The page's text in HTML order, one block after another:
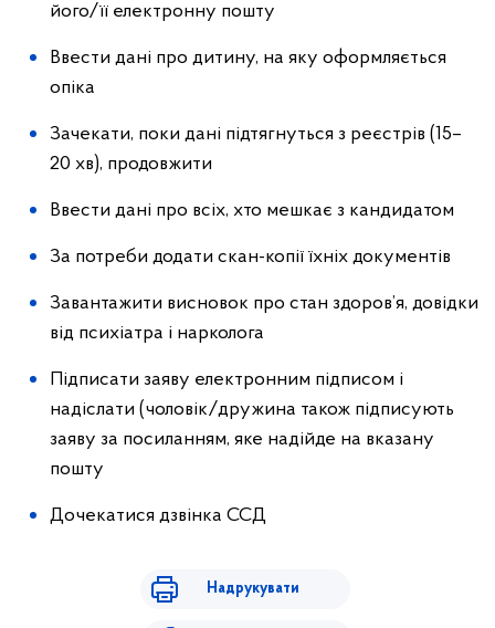
його/її електронну пошту
Ввести дані про дитину, на яку оформляється
опіка
Зачекати, поки дані підтягнуться з реєстрів (15–
20 хв), продовжити
Ввести дані про всіх, хто мешкає з кандидатом
За потреби додати скан-копії їхніх документів
Завантажити висновок про стан здоров’я, довідки
від психіатра і нарколога
Підписати заяву електронним підписом і
надіслати (чоловік/дружина також підписують
заяву за посиланням, яке надійде на вказану
пошту
Дочекатися дзвінка ССД
Надрукувати